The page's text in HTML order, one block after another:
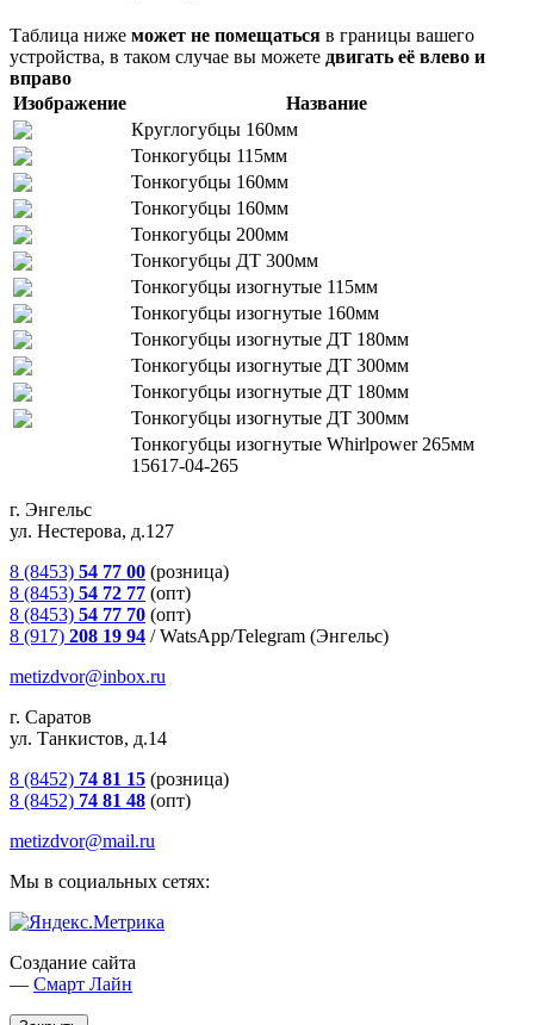
Таблица ниже может не помещаться в границы вашего
устройства, в таком случае вы можете двигать её влево и
вправо
Изображение
Название
Круглогубцы 160мм
Тонкогубцы 115мм
Тонкогубцы 160мм
Тонкогубцы 160мм
Тонкогубцы 200мм
Тонкогубцы ДТ 300мм
Тонкогубцы изогнутые 115мм
Тонкогубцы изогнутые 160мм
Тонкогубцы изогнутые ДТ 180мм
Тонкогубцы изогнутые ДТ 300мм
Тонкогубцы изогнутые ДТ 180мм
Тонкогубцы изогнутые ДТ 300мм
Тонкогубцы изогнутые Whirlроwеr 265мм
15617-04-265
г. Энгельс
ул. Нестерова, д.127
8 (8453) 54 77 00 (розница)
8 (8453) 54 72 77 (опт)
8 (8453) 54 77 70 (опт)
8 (917) 208 19 94 /WatsApp/Telegram (Энгельс)
metizdvor@inbox.ru
г. Саратов
ул. Танкистов, д.14
8 (8452) 74 81 15 (розница)
8 (8452) 74 81 48 (опт)
metizdvor@mail.ru
Мы в социальных сетях:
Создание сайта
— Смарт Лайн